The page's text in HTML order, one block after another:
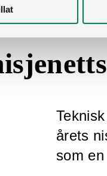
årets
som